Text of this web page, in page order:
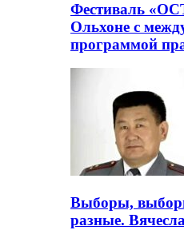
Фестиваль
Ольхоне с
программой
Выборы,
разные.